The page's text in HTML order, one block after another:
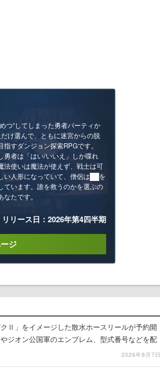
つ”してしまった勇者パーティか
だけ選んで、ともに迷宮からの脱
指すダンジョン探索RPGです。
勇者は「はい/いいえ」しか喋れ
法使いは魔法が使えず、戦士は可
い人形になっていて、僧侶は██を
ています。誰を救うのかを選ぶの
なたです。
リリース日：2026年第4四半期
ジ
Ⅱ」をイメージした散水ホースリールが予約開
ジオン公国軍のエンブレム、型式番号などを配
2026年8月7日